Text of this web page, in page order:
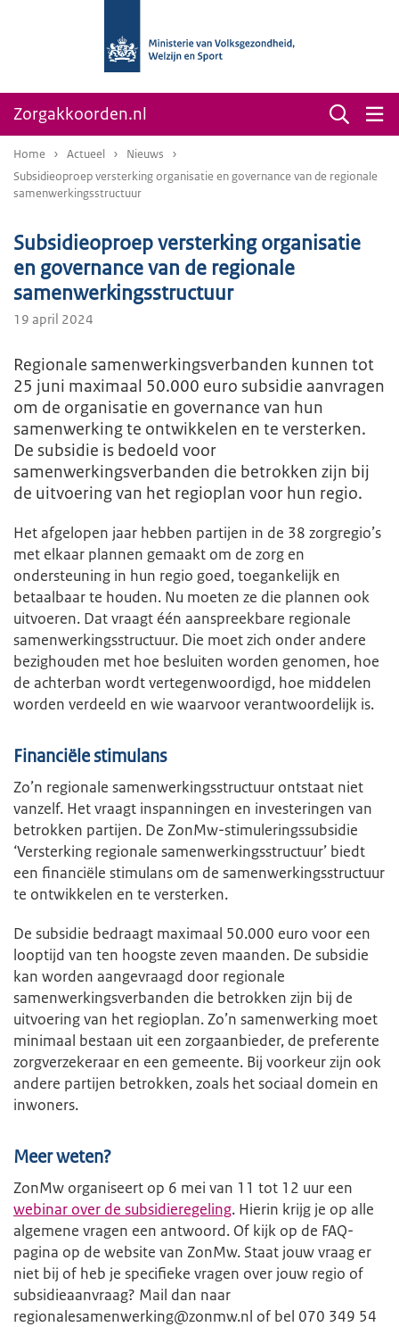
Zorgakkoorden.nl
Home Actueel
Nieuws
Subsidieoproep versterking organisatie en governance van de regionale
samenwerkingsstructuur
Subsidieoproep versterking organisatie
en governance van de regionale
samenwerkingsstructuur
19 april 2024
Regionale samenwerkingsverbanden kunnen tot
25 juni maximaal 50.000 euro subsidie aanvragen
om de organisatie en governance van hun
samenwerking te ontwikkelen en te versterken.
De subsidie is bedoeld voor
samenwerkingsverbanden die betrokken zijn bij
de uitvoering van het regioplan voor hun regio.
Het afgelopen jaar hebben partijen in de 38 zorgregio’s
met elkaar plannen gemaakt om de zorg en
ondersteuning in hun regio goed, toegankelijk en
betaalbaar te houden. Nu moeten ze die plannen ook
uitvoeren. Dat vraagt één aanspreekbare regionale
samenwerkingsstructuur. Die moet zich onder andere
bezighouden met hoe besluiten worden genomen, hoe
de achterban wordt vertegenwoordigd, hoe middelen
worden verdeeld en wie waarvoor verantwoordelijk is.
Financiële stimulans
Zo’n regionale samenwerkingsstructuur ontstaat niet
vanzelf. Het vraagt inspanningen en investeringen van
betrokken partijen. De ZonMw-stimuleringssubsidie
‘Versterking regionale samenwerkingsstructuur’ biedt
een financiële stimulans om de samenwerkingsstructuur
te ontwikkelen en te versterken.
De subsidie bedraagt maximaal 50.000 euro voor een
looptijd van ten hoogste zeven maanden. De subsidie
kan worden aangevraagd door regionale
samenwerkingsverbanden die betrokken zijn bij de
uitvoering van het regioplan. Zo’n samenwerking moet
minimaal bestaan uit een zorgaanbieder, de preferente
zorgverzekeraar en een gemeente. Bij voorkeur zijn ook
andere partijen betrokken, zoals het sociaal domein en
inwoners.
Meer weten?
ZonMw organiseert op 6 mei van 11 tot 12 uur een
webinar over de subsidieregeling. Hierin krijg je op alle
algemene vragen een antwoord. Of kijk op de FAQ-
pagina op de website van ZonMw. Staat jouw vraag er
niet bij of heb je specifieke vragen over jouw regio of
subsidieaanvraag? Mail dan naar
regionalesamenwerking@zonmw.nl of bel 070 349 54